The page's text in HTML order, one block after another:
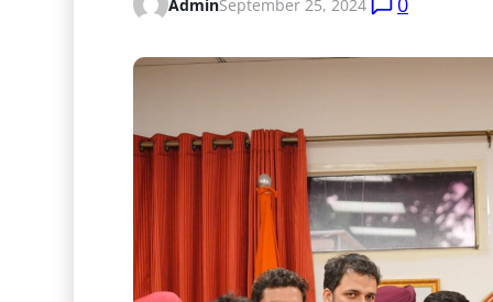
AdminSeptember 25, 2024